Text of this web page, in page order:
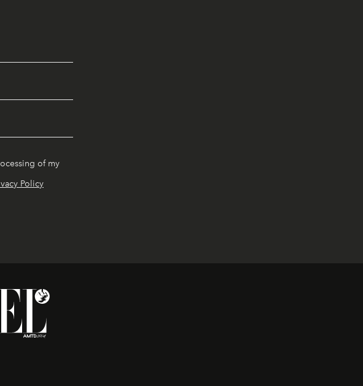
of my
Policy